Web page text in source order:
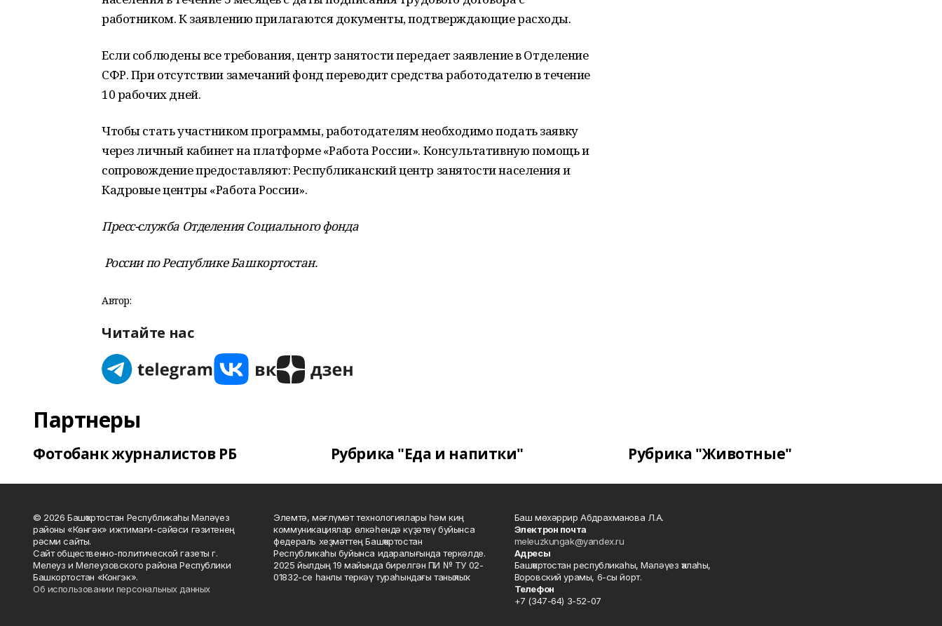
работником. К заявлению прилагаются документы, подтверждающие расходы.
Если соблюдены все требования, центр занятости передает заявление в Отделение
СФР. При отсутствии замечаний фонд переводит средства работодателю в течение
10 рабочих дней.
Чтобы стать участником программы, работодателям необходимо подать заявку
через личный кабинет на платформе «Работа России». Консультативную помощь и
сопровождение предоставляют: Республиканский центр занятости населения и
Кадровые центры «Работа России».
Пресс-служба Отделения Социального фонда
России по Республике Башкортостан.
Автор:
Читайте нас
Партнеры
Фотобанк журналистов РБ Рубрика "Еда и напитки" Рубрика "Животные"
© 2026 Башҡортостан Республикаһы Мәләүез
районы «Көнгәк» ижтимағи-сәйәси гәзитенең
рәсми сайты.
Сайт общественно-политической газеты г.
Мелеуз и Мелеузовского района Республики
Башкортостан «Конгэк».
Об использовании персональных данных
Элемтә, мәғлүмәт технологиялары һәм киң
коммуникациялар өлкәһендә күҙәтеү буйынса
федераль хеҙмәттең Башҡортостан
Республикаһы буйынса идаралығында теркәлде.
2025 йылдың 19 майында бирелгән ПИ № ТУ 02-
01832-се һанлы теркәү тураһындағы таныҡлыҡ.
Баш мөхәррир Абдрахманова Л.А.
Электрон почта
meleuzkungak@yandex.ru
Адресы
Башҡортостан республикаһы, Мәләүез ҡалаһы,
Воровский урамы, 6-сы йорт.
Телефон
+7 (347-64) 3-52-07